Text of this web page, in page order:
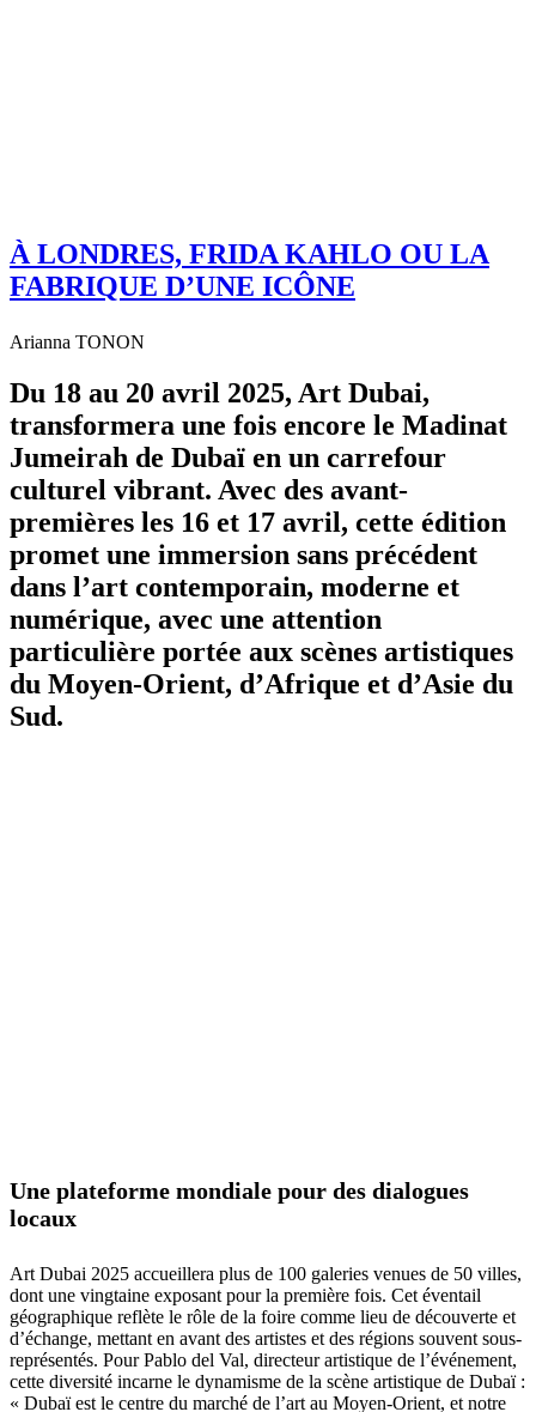
À LONDRES, FRIDA KAHLO OU LA
FABRIQUE D’UNE ICÔNE
Arianna TONON
Du 18 au 20 avril 2025, Art Dubai,
transformera une fois encore le Madinat
Jumeirah de Dubaï en un carrefour
culturel vibrant. Avec des avant-
premières les 16 et 17 avril, cette édition
promet une immersion sans précédent
dans l’art contemporain, moderne et
numérique, avec une attention
particulière portée aux scènes artistiques
du Moyen-Orient, d’Afrique et d’Asie du
Sud.
Une plateforme mondiale pour des dialogues
locaux
Art Dubai 2025 accueillera plus de 100 galeries venues de 50 villes,
dont une vingtaine exposant pour la première fois. Cet éventail
géographique reflète le rôle de la foire comme lieu de découverte et
d’échange, mettant en avant des artistes et des régions souvent sous-
représentés. Pour Pablo del Val, directeur artistique de l’événement,
cette diversité incarne le dynamisme de la scène artistique de Dubaï :
« Dubaï est le centre du marché de l’art au Moyen-Orient, et notre